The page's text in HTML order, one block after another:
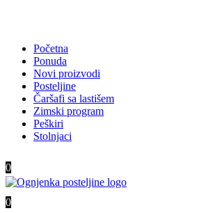
Početna
Ponuda
Novi proizvodi
Posteljine
Čaršafi sa lastišem
Zimski program
Peškiri
Stolnjaci
0
0